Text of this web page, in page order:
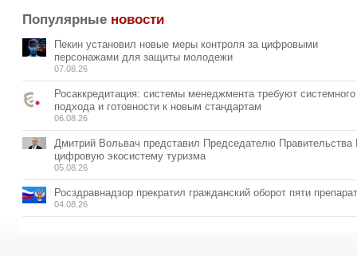
Популярные новости
Пекин установил новые меры контроля за цифровыми
персонажами для защиты молодежи
07.08.26
Росаккредитация: системы менеджмента требуют системного
подхода и готовности к новым стандартам
06.08.26
Дмитрий Вольвач представил Председателю
цифровую экосистему туризма
05.08.26
Росздравнадзор прекратил гражданский оборот пяти
04.08.26